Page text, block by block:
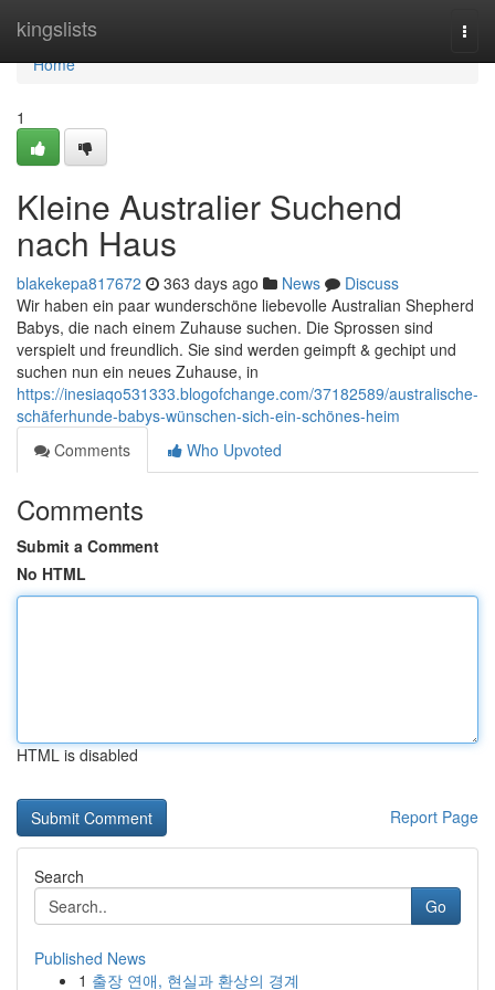
kingslists
Home
Home
1
Kleine Australier Suchend
nach Haus
blakekepa817672 363 days ago News
Discuss
Wir haben ein paar wunderschöne liebevolle Australian Shepherd
Babys, die nach einem Zuhause suchen. Die Sprossen sind
verspielt und freundlich. Sie sind werden geimpft & gechipt und
suchen nun ein neues Zuhause, in
https://inesiaqo531333.blogofchange.com/37182589/australische-
schäferhunde-babys-wünschen-sich-ein-schönes-heim
Comments
Who Upvoted
Comments
Submit a Comment
No HTML
HTML is disabled
Report Page
Search
Go
Published News
1 출장 연애, 현실과 환상의 경계